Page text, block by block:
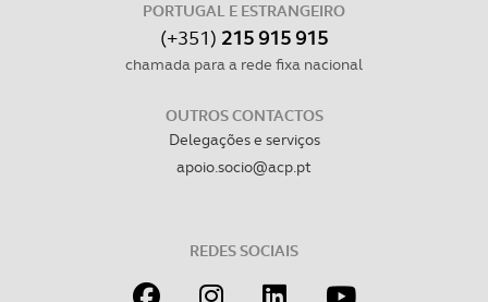
PORTUGAL E ESTRANGEIRO
(+351) 215 915 915
chamada para a rede fixa nacional
OUTROS CONTACTOS
Delegações e serviços
apoio.socio@acp.pt
REDES SOCIAIS